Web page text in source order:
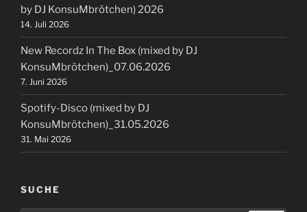
by DJ KonsuMbrötchen) 2026
14. Juli 2026
New Recordz In The Box (mixed by DJ
KonsuMbrötchen)_07.06.2026
7. Juni 2026
Spotify-Disco (mixed by DJ
KonsuMbrötchen)_31.05.2026
31. Mai 2026
SUCHE